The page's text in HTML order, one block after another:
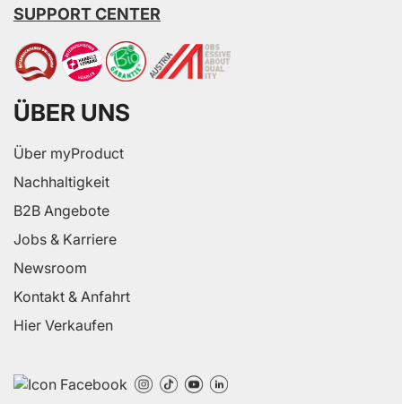
SUPPORT CENTER
ÜBER UNS
Über myProduct
Nachhaltigkeit
B2B Angebote
Jobs & Karriere
Newsroom
Kontakt & Anfahrt
Hier Verkaufen